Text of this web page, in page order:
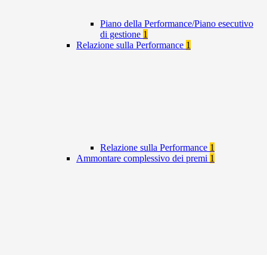
Piano della Performance/Piano esecutivo
di gestione 1
Relazione sulla Performance 1
Relazione sulla Performance 1
Ammontare complessivo dei premi 1